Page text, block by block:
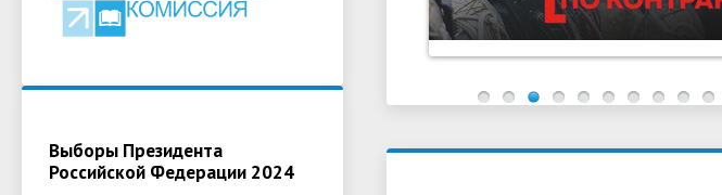
Выборы Президента
Российской Федерации 2024